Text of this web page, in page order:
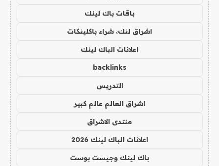
باقات باك لينك
اشراق لنك، شراء باكلينكات
اعلانات الباك لينك
backlinks
التدريس
اشراق العالم عالم كبير
منتدى الاشراق
اعلانات الباك لينك 2026
باك لينك وجيست بوست